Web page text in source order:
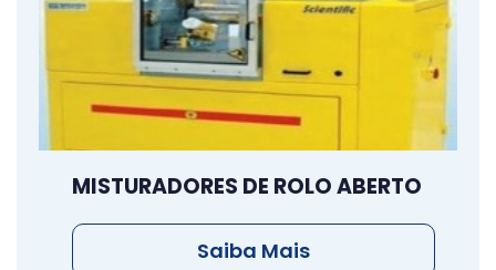
MISTURADORES DE ROLO ABERTO
Saiba Mais